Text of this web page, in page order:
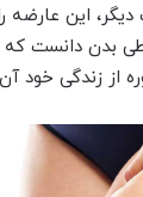
این عارضه